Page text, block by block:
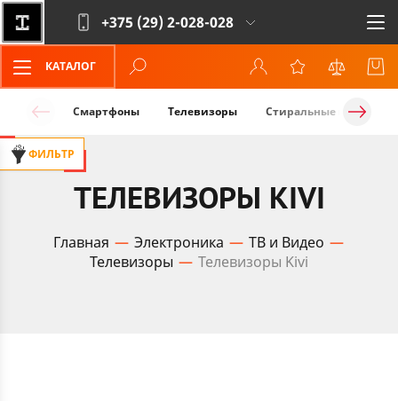
ФИЛЬТР
+375 (29) 2-028-028
КАТАЛОГ
Смартфоны Телевизоры Стиральные машины
ТЕЛЕВИЗОРЫ KIVI
Главная Электроника
ТВ и Видео
Телевизоры
Телевизоры Kivi